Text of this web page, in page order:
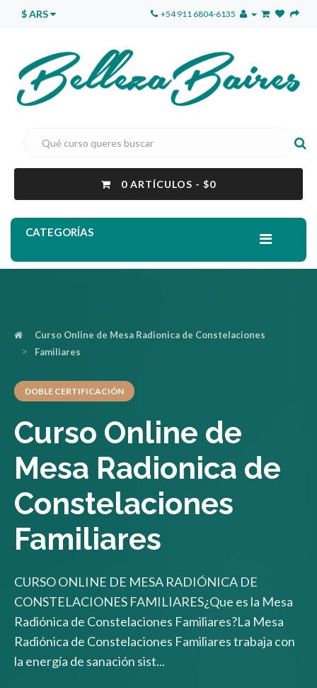
$ ARS +54 911 6804-6135
0 ARTÍCULOS - $0
CATEGORÍAS
Curso Online de Mesa Radionica de Constelaciones
Familiares
DOBLE CERTIFICACIÓN
Curso Online de
Mesa Radionica de
Constelaciones
Familiares
CURSO ONLINE DE MESA RADIÓNICA DE
CONSTELACIONES FAMILIARES¿Que es la Mesa
Radiónica de Constelaciones Familiares?La Mesa
Radiónica de Constelaciones Familiares trabaja con
la energía de sanación sist...